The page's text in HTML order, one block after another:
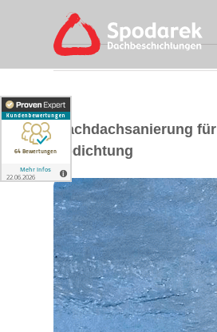
Flachdachsanierung
Abdichtung